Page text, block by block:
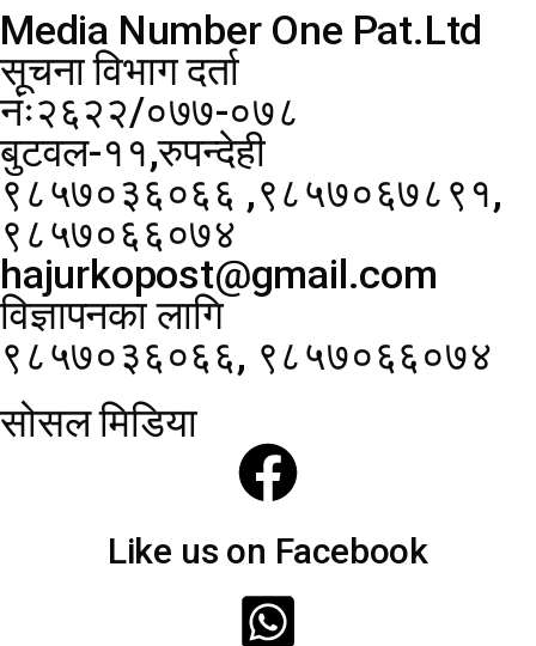
Media Number One Pat.Ltd
सूचना विभाग दर्ता
नंः२६२२/०७७-०७८
बुटवल-११,रुपन्देही
९८५७०३६०६६ ,९८५७०६७८९१,
९८५७०६६०७४
hajurkopost@gmail.com
विज्ञापनका लागि
९८५७०३६०६६, ९८५७०६६०७४
सोसल मिडिया
Like us on Facebook